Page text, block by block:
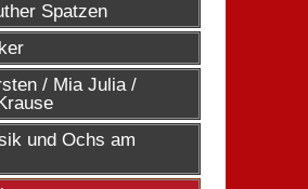
Spatzen
/ Mia Julia /
und Ochs am